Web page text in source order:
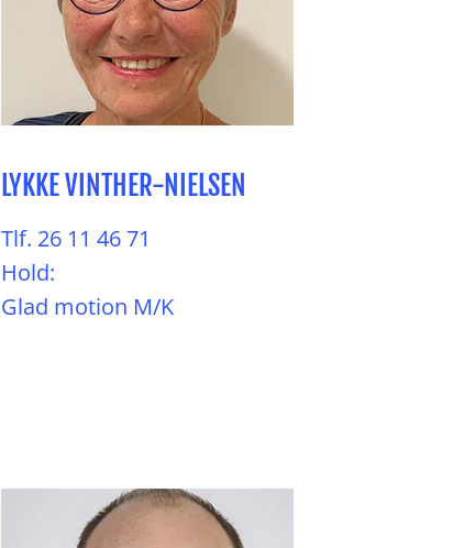
LYKKE VINTHER-NIELSEN
Tlf. 26 11 46 71
Hold:
Glad motion M/K